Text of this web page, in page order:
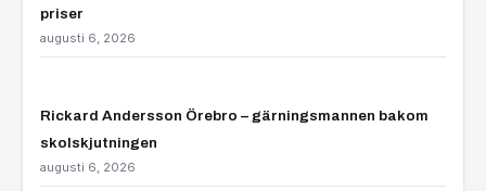
priser
augusti 6, 2026
Rickard Andersson Örebro – gärningsmannen bakom
skolskjutningen
augusti 6, 2026